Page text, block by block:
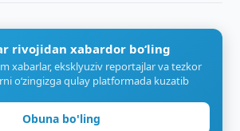
rivojidan xabardor bo‘ling
xabarlar, eksklyuziv reportajlar va tezkor
o‘zingizga qulay platformada kuzatib
Obuna bo'ling